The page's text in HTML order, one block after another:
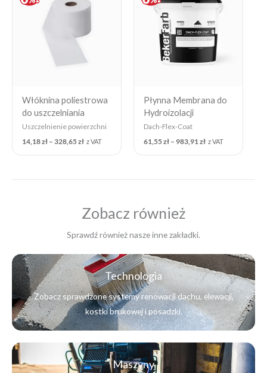
Włóknina poliestrowa
do uszczelniania
Uszczelnienie powierzchni
14,18zł – 328,65zł
through
z VAT
Płynna Membrana do
Hydroizolacji
Dach-Flex-Coat
61,55zł – 983,91zł
through
z VAT
Zobacz również
Sprawdź również nasze inne zakładki.
Technologia
Zobacz sprawdzone systemy renowacji dachu, elewacji,
kostki brukowej i posadzki.
Maszyny